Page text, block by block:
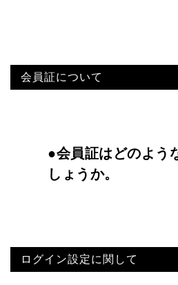
会員証について
●会員証はどのよう
しょうか。
ログイン設定に関して